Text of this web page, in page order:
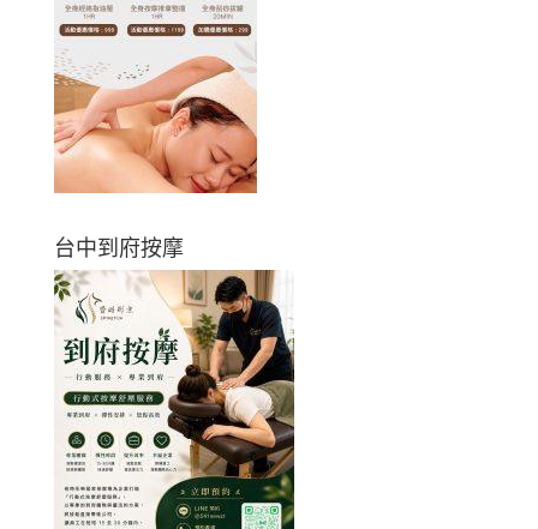
台中到府按摩